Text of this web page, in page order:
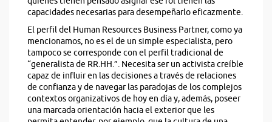
capacidades necesarias para desempeñarlo eficazmente.
El perfil del Human Resources Business Partner, como ya
mencionamos, no es el de un simple especialista, pero
tampoco se corresponde con el perfil tradicional de
“generalista de RR.HH.”. Necesita ser un activista creíble
capaz de influir en las decisiones a través de relaciones
de confianza y de navegar las paradojas de los complejos
contextos organizativos de hoy en día y, además, poseer
una marcada orientación hacia el exterior que les